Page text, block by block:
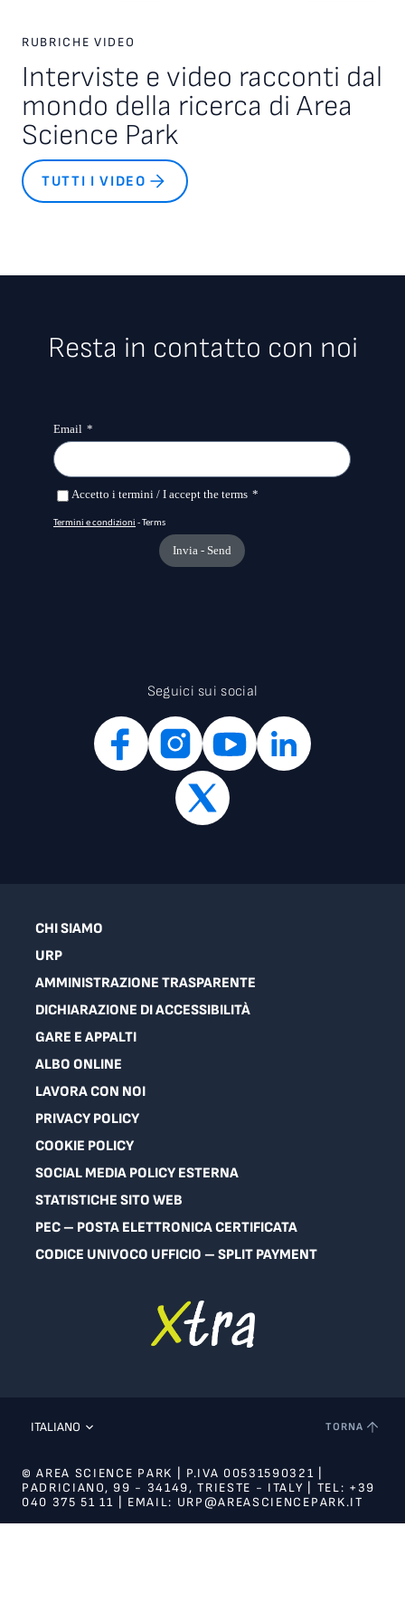
RUBRICHE VIDEO
Interviste e video racconti dal
mondo della ricerca di Area
Science Park
TUTTI I VIDEO
Resta in contatto con noi
Seguici sui social
CHI SIAMO
URP
AMMINISTRAZIONE TRASPARENTE
DICHIARAZIONE DI ACCESSIBILITÀ
GARE E APPALTI
ALBO ONLINE
LAVORA CON NOI
PRIVACY POLICY
COOKIE POLICY
SOCIAL MEDIA POLICY ESTERNA
STATISTICHE SITO WEB
PEC – POSTA ELETTRONICA CERTIFICATA
CODICE UNIVOCO UFFICIO – SPLIT PAYMENT
ITALIANO TORNA
© AREA SCIENCE PARK | P.IVA 00531590321 |
PADRICIANO, 99 - 34149, TRIESTE - ITALY | TEL: +39
040 375 51 11 | EMAIL: URP@AREASCIENCEPARK.IT